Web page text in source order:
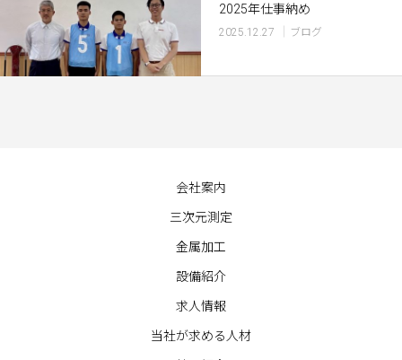
2025年仕事納め
2025.12.27 ブログ
会社案内
三次元測定
金属加工
設備紹介
求人情報
当社が求める人材